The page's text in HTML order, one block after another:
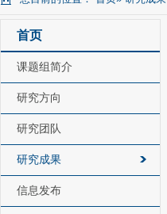
首页
课题组简介
研究方向
研究团队
研究成果
信息发布